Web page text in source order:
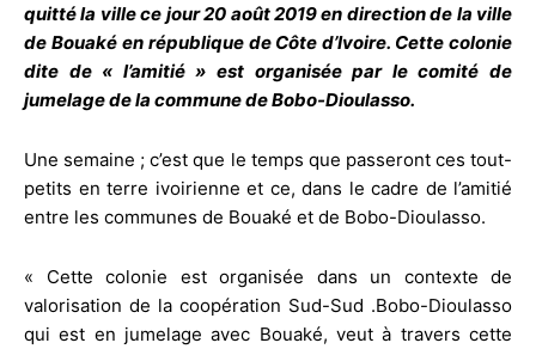
quitté la ville ce jour 20 août 2019 en direction de la ville
de Bouaké en république de Côte d’Ivoire. Cette colonie
dite de « l’amitié » est organisée par le comité de
jumelage de la commune de Bobo-Dioulasso.
Une semaine ; c’est que le temps que passeront ces tout-
petits en terre ivoirienne et ce, dans le cadre de l’amitié
entre les communes de Bouaké et de Bobo-Dioulasso.
« Cette colonie est organisée dans un contexte de
valorisation de la coopération Sud-Sud .Bobo-Dioulasso
qui est en jumelage avec Bouaké, veut à travers cette